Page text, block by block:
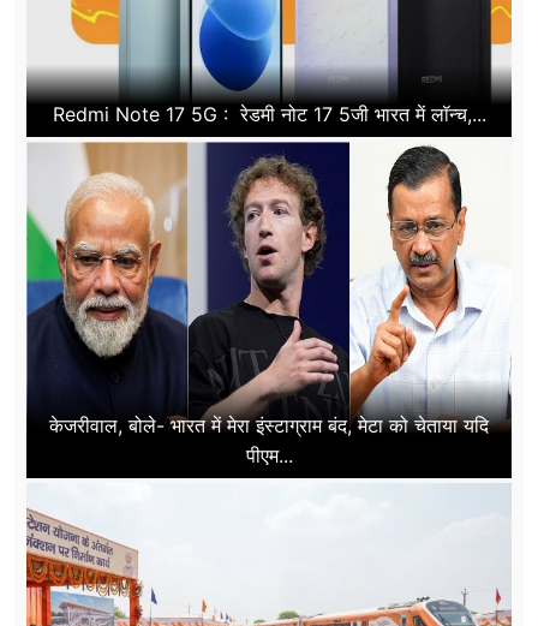
Redmi Note 17 5G : रेडमी नोट 17 5जी भारत में लॉन्च,...
केजरीवाल, बोले- भारत में मेरा इंस्टाग्राम बंद, मेटा को चेताया यदि
पीएम...